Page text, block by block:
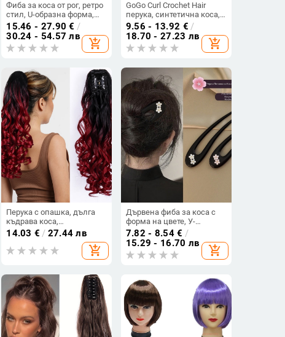
Фиба за коса от рог, ретро
стил, U-образна форма,
марка Jiaomu jiao, лято
2025
15.46 - 27.90 € /
30.24 - 54.57 лв
add_shopping_cart
GoGo Curl Crochet Hair
перука, синтетична коса,
африкански плитки
9.56 - 13.92 € /
18.70 - 27.23 лв
add_shopping_cart
Перука с опашка, дълга
къдрава коса,
високотемпературно
влакно, боядисва се,
механизъм на изработка
14.03 € / 27.44 лв
add_shopping_cart
Дървена фиба за коса с
форма на цвете, У-
образна, натурален стил,
пролет 2025, аксесоар за
глава
7.82 - 8.54 € /
15.29 - 16.70 лв
add_shopping_cart